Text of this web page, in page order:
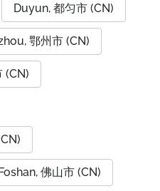
Duyun, 都匀市 (CN)
鄂州市 (CN)
(CN)
佛山市 (CN)